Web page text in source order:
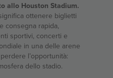
allo Houston Stadium.
ottenere biglietti
consegna rapida,
sportivi, concerti e
in una delle arene
l’opportunità:
dello stadio.